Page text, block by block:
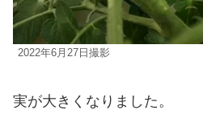
2022年6月27日撮影
実が大きくなりました。